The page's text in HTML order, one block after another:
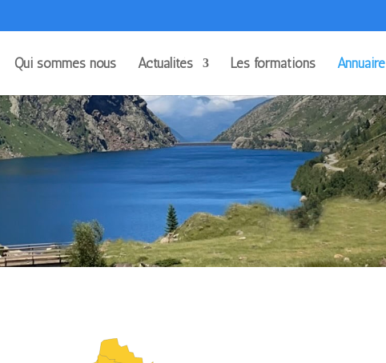
Qui sommes nous Actualités Les formations Annuaire